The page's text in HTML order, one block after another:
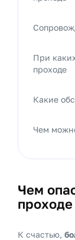
Чем
проходе
К счастью,
При
проходе
Какие
Чем